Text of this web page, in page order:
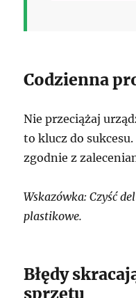
Codzienna
Nie przeciążaj
to klucz do
zgodnie z
Wskazówka: Czyść
plastikowe.
Błędy
sprzętu